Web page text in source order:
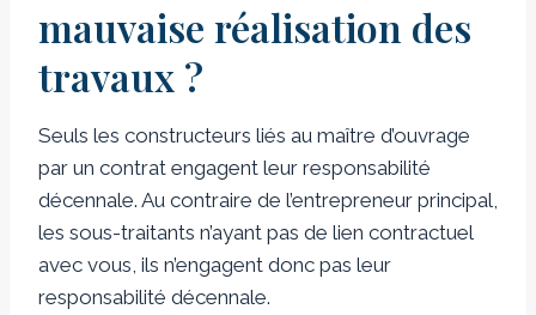
mauvaise réalisation des
travaux ?
Seuls les constructeurs liés au maître d’ouvrage
par un contrat engagent leur responsabilité
décennale. Au contraire de l’entrepreneur principal,
les sous-traitants n’ayant pas de lien contractuel
avec vous, ils n’engagent donc pas leur
responsabilité décennale.